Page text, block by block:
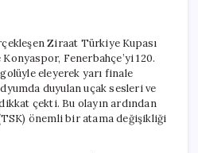
Görevden
Alındı
için
Ziraat Türkiye Kupası
Fenerbahçe’yi 120.
eleyerek yarı finale
duyulan uçak sesleri ve
çekti. Bu olayın ardından
önemli bir atama değişikliği